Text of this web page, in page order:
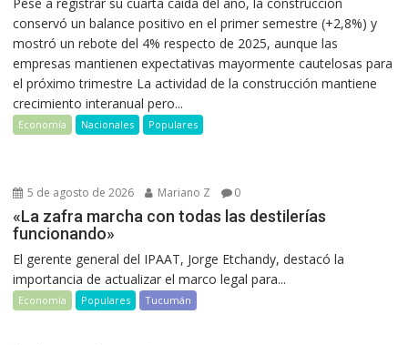
conservó un balance positivo en el primer semestre (+2,8%) y
mostró un rebote del 4% respecto de 2025, aunque las
empresas mantienen expectativas mayormente cautelosas para
el próximo trimestre La actividad de la construcción mantiene
crecimiento interanual pero...
Economía Nacionales Populares
5 de agosto de 2026 Mariano Z 0
«La zafra marcha con todas las destilerías
funcionando»
El gerente general del IPAAT, Jorge Etchandy, destacó la
importancia de actualizar el marco legal para...
Economía Populares Tucumán